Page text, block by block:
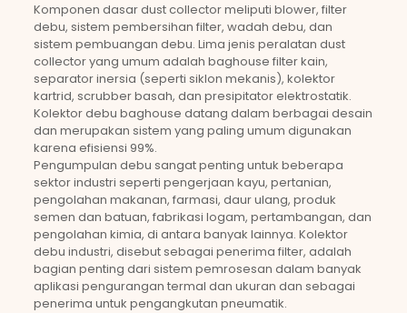
Komponen dasar dust collector meliputi blower, filter
debu, sistem pembersihan filter, wadah debu, dan
sistem pembuangan debu. Lima jenis peralatan dust
collector yang umum adalah baghouse filter kain,
separator inersia (seperti siklon mekanis), kolektor
kartrid, scrubber basah, dan presipitator elektrostatik.
Kolektor debu baghouse datang dalam berbagai desain
dan merupakan sistem yang paling umum digunakan
karena efisiensi 99%.
Pengumpulan debu sangat penting untuk beberapa
sektor industri seperti pengerjaan kayu, pertanian,
pengolahan makanan, farmasi, daur ulang, produk
semen dan batuan, fabrikasi logam, pertambangan, dan
pengolahan kimia, di antara banyak lainnya. Kolektor
debu industri, disebut sebagai penerima filter, adalah
bagian penting dari sistem pemrosesan dalam banyak
aplikasi pengurangan termal dan ukuran dan sebagai
penerima untuk pengangkutan pneumatik.